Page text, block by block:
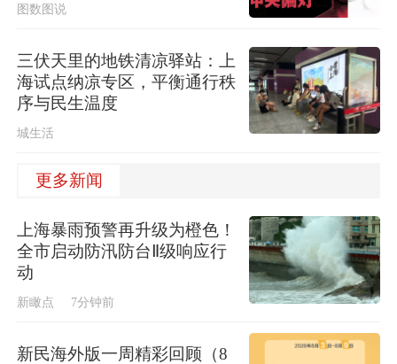
图数图说
三伏天里的地铁清凉驿站：上
海试点纳凉专区，平衡通行秩
序与民生温度
城生活
更多新闻
上海暴雨预警再升级为橙色！
全市启动防汛防台Ⅱ级响应行
动
新瞰点 7分钟前
新民海外版一周精彩回顾（8